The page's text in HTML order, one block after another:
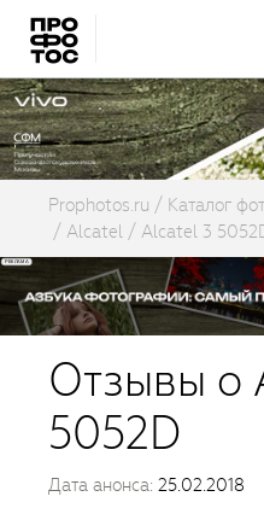
Prophotos.ru Каталог
Alcatel
Alcatel 3
Отзывы о
5052D
Дата анонса: 25.02.2018